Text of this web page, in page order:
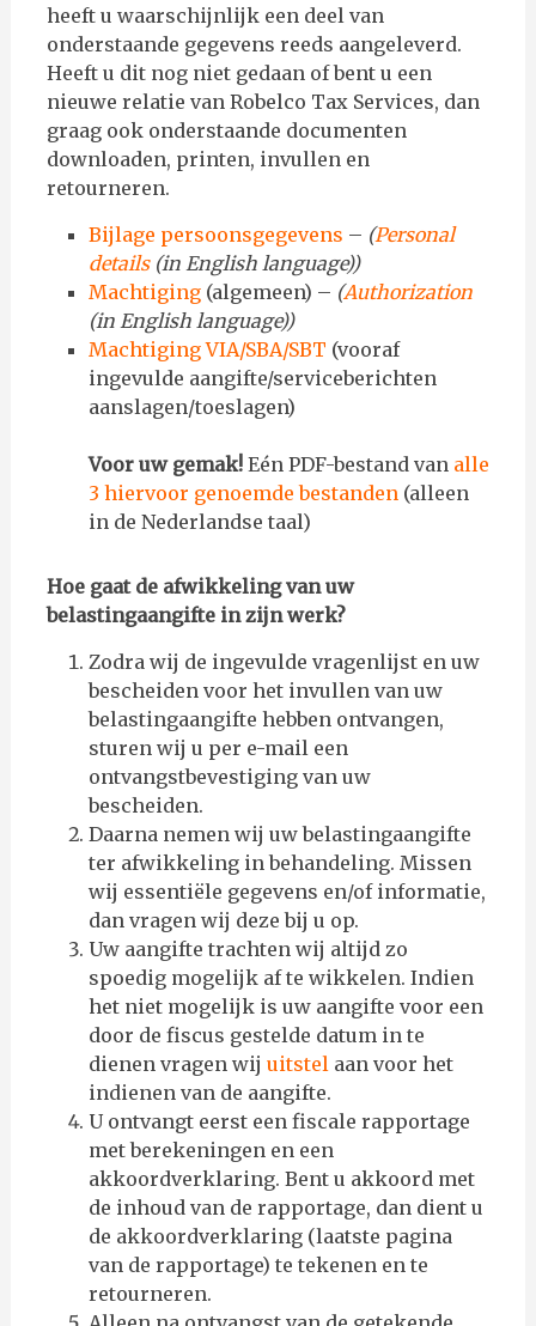
heeft u waarschijnlijk een deel van
onderstaande gegevens reeds aangeleverd.
Heeft u dit nog niet gedaan of bent u een
nieuwe relatie van Robelco Tax Services, dan
graag ook onderstaande documenten
downloaden, printen, invullen en
retourneren.
Bijlage persoonsgegevens – (Personal
details(in English language))
Machtiging(algemeen) – (Authorization
(in English language))
Machtiging VIA/SBA/SBT (vooraf
ingevulde aangifte/serviceberichten
aanslagen/toeslagen)
Voor uw gemak!Eén PDF-bestand van alle
3 hiervoor genoemde bestanden(alleen
in de Nederlandse taal)
Hoe gaat de afwikkeling van uw
belastingaangifte in zijn werk?
Zodra wij de ingevulde vragenlijst en uw
bescheiden voor het invullen van uw
belastingaangifte hebben ontvangen,
sturen wij u per e-mail een
ontvangstbevestiging van uw
bescheiden.
Daarna nemen wij uw belastingaangifte
ter afwikkeling in behandeling. Missen
wij essentiële gegevens en/of informatie,
dan vragen wij deze bij u op.
Uw aangifte trachten wij altijd zo
spoedig mogelijk af te wikkelen. Indien
het niet mogelijk is uw aangifte voor een
door de fiscus gestelde datum in te
dienen vragen wij uitstelaan voor het
indienen van de aangifte.
U ontvangt eerst een fiscale rapportage
met berekeningen en een
akkoordverklaring. Bent u akkoord met
de inhoud van de rapportage, dan dient u
de akkoordverklaring (laatste pagina
van de rapportage) te tekenen en te
retourneren.